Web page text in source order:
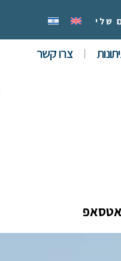
שלי
צרו קשר